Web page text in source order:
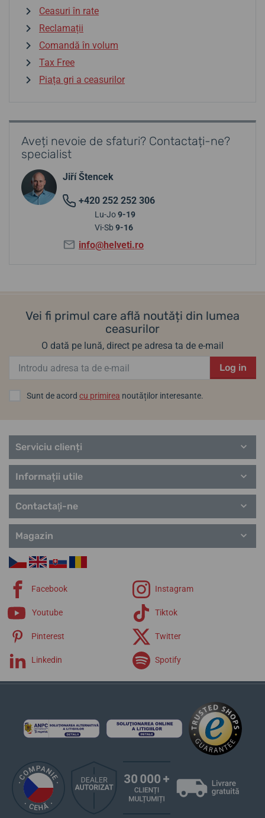
Ceasuri în rate
Reclamații
Comandă în volum
Tax Free
Piața gri a ceasurilor
Aveți nevoie de sfaturi? Contactați-ne?
specialist
Jiří Štencek
+420 252 252 306
Lu-Jo9-19
Vi-Sb 9-16
info@helveti.ro
Vei fi primul care află noutăți din lumea
ceasurilor
O dată pe lună, direct pe adresa ta de e-mail
Log in
Sunt de acord cu primirea noutăților interesante.
Serviciu clienți
Informații utile
Contactaţi-ne
Magazin
Facebook Instagram
Youtube Tiktok
Pinterest Twitter
Linkedin Spotify